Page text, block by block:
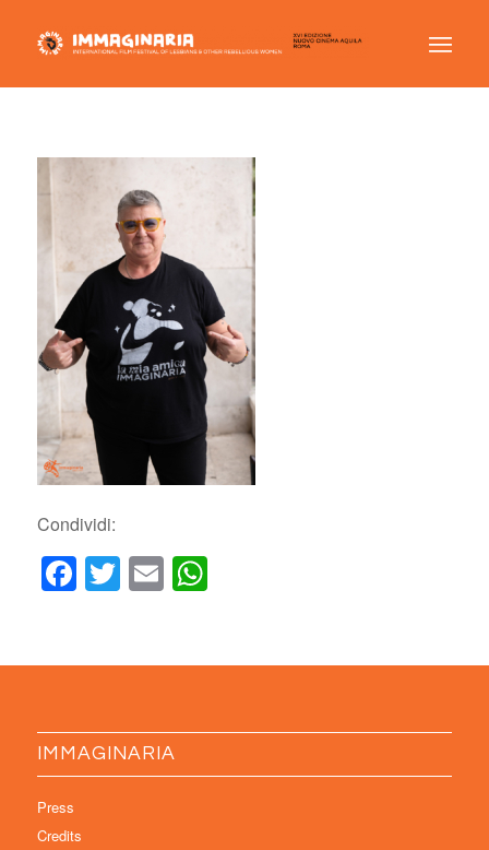
Condividi:
Facebook
Twitter
EmailWhatsApp
IMMAGINARIA
Press
Credits